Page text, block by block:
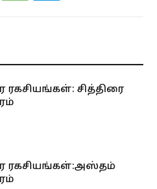
ரகசியங்கள்: சித்திரை
ரகசியங்கள்:அஸ்தம்